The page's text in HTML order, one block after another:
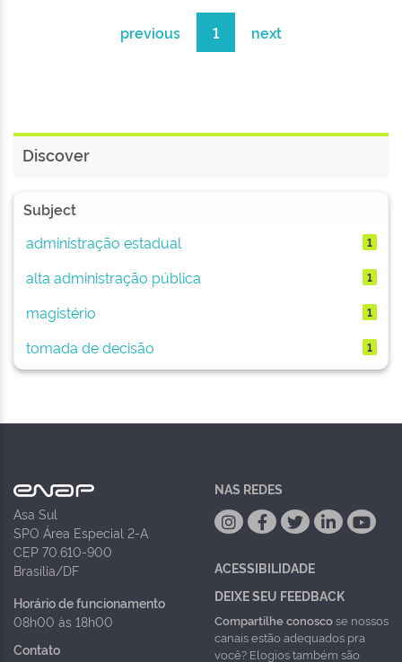
previous 1 next
Discover
Subject
administração estadual
1
alta administração pública 1
magistério 1
tomada de decisão 1
Asa Sul
SPO Área Especial 2-A
CEP 70.610-900
Brasília/DF
Horário de funcionamento
08h00 às 18h00
Contato
NAS REDES
ACESSIBILIDADE
DEIXE SEU FEEDBACK
Compartilhe conoscose nossos
canais estão adequados pra
você? Elogios também são